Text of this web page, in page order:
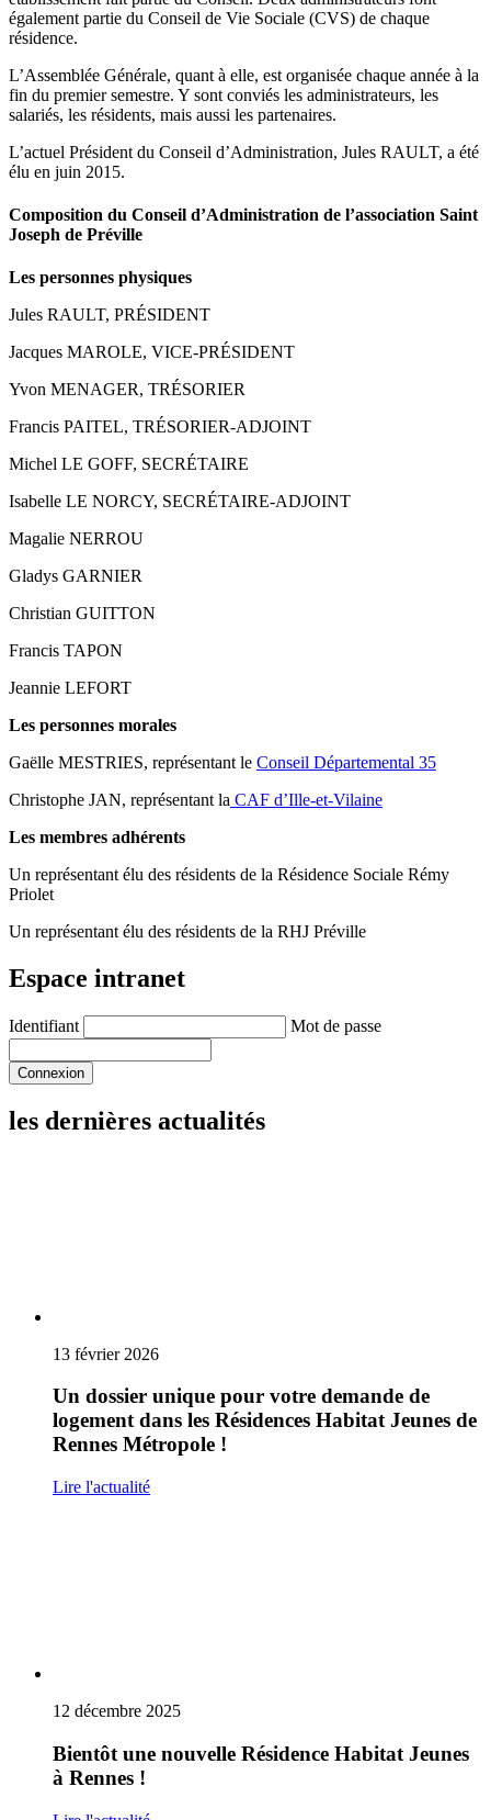
également partie du Conseil de Vie Sociale (CVS) de chaque
résidence.
L’Assemblée Générale, quant à elle, est organisée chaque année à la
fin du premier semestre. Y sont conviés les administrateurs, les
salariés, les résidents, mais aussi les partenaires.
L’actuel Président du Conseil d’Administration, Jules RAULT, a été
élu en juin 2015.
Composition du Conseil d’Administration de l’association Saint
Joseph de Préville
Les personnes physiques
Jules RAULT, PRÉSIDENT
Jacques MAROLE, VICE-PRÉSIDENT
Yvon MENAGER, TRÉSORIER
Francis PAITEL, TRÉSORIER-ADJOINT
Michel LE GOFF, SECRÉTAIRE
Isabelle LE NORCY, SECRÉTAIRE-ADJOINT
Magalie NERROU
Gladys GARNIER
Christian GUITTON
Francis TAPON
Jeannie LEFORT
Les personnes morales
Gaëlle MESTRIES, représentant le Conseil Départemental 35
Christophe JAN, représentant la CAF d’Ille-et-Vilaine
Les membres adhérents
Un représentant élu des résidents de la Résidence Sociale Rémy
Priolet
Un représentant élu des résidents de la RHJ Préville
Espace intranet
Identifiant Mot de passe
les dernières actualités
13 février 2026
Un dossier unique pour votre demande de
logement dans les Résidences Habitat Jeunes de
Rennes Métropole !
Lire l'actualité
12 décembre 2025
Bientôt une nouvelle Résidence Habitat Jeunes
à Rennes !